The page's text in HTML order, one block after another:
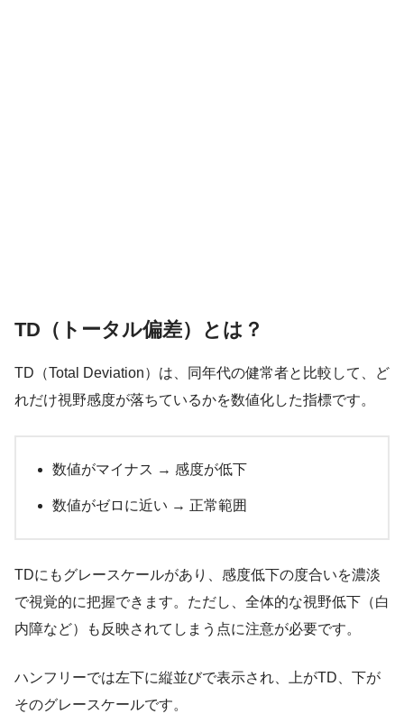
TD（トータル偏差）とは？
TD（Total Deviation）は、同年代の健常者と比較して、ど
れだけ視野感度が落ちているかを数値化した指標です。
数値がマイナス → 感度が低下
数値がゼロに近い → 正常範囲
TDにもグレースケールがあり、感度低下の度合いを濃淡
で視覚的に把握できます。ただし、全体的な視野低下（白
内障など）も反映されてしまう点に注意が必要です。
ハンフリーでは左下に縦並びで表示され、上がTD、下が
そのグレースケールです。